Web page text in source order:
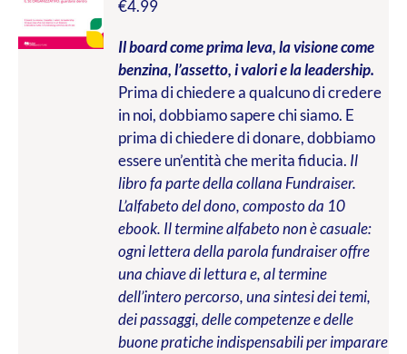
€4.99
Il board come prima leva, la visione come
benzina, l’assetto, i valori e la leadership.
Prima di chiedere a qualcuno di credere
in noi, dobbiamo sapere chi siamo. E
prima di chiedere di donare, dobbiamo
essere un’entità che merita fiducia. Il
libro fa parte della collana Fundraiser.
L’alfabeto del dono, composto da 10
ebook. Il termine alfabeto non è casuale:
ogni lettera della parola fundraiser offre
una chiave di lettura e, al termine
dell’intero percorso, una sintesi dei temi,
dei passaggi, delle competenze e delle
buone pratiche indispensabili per imparare